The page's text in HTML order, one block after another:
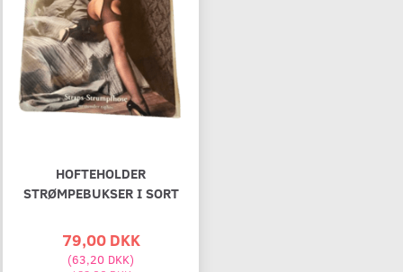
HOFTEHOLDER
STRØMPEBUKSER I SORT
79,00 DKK
(63,20 DKK)